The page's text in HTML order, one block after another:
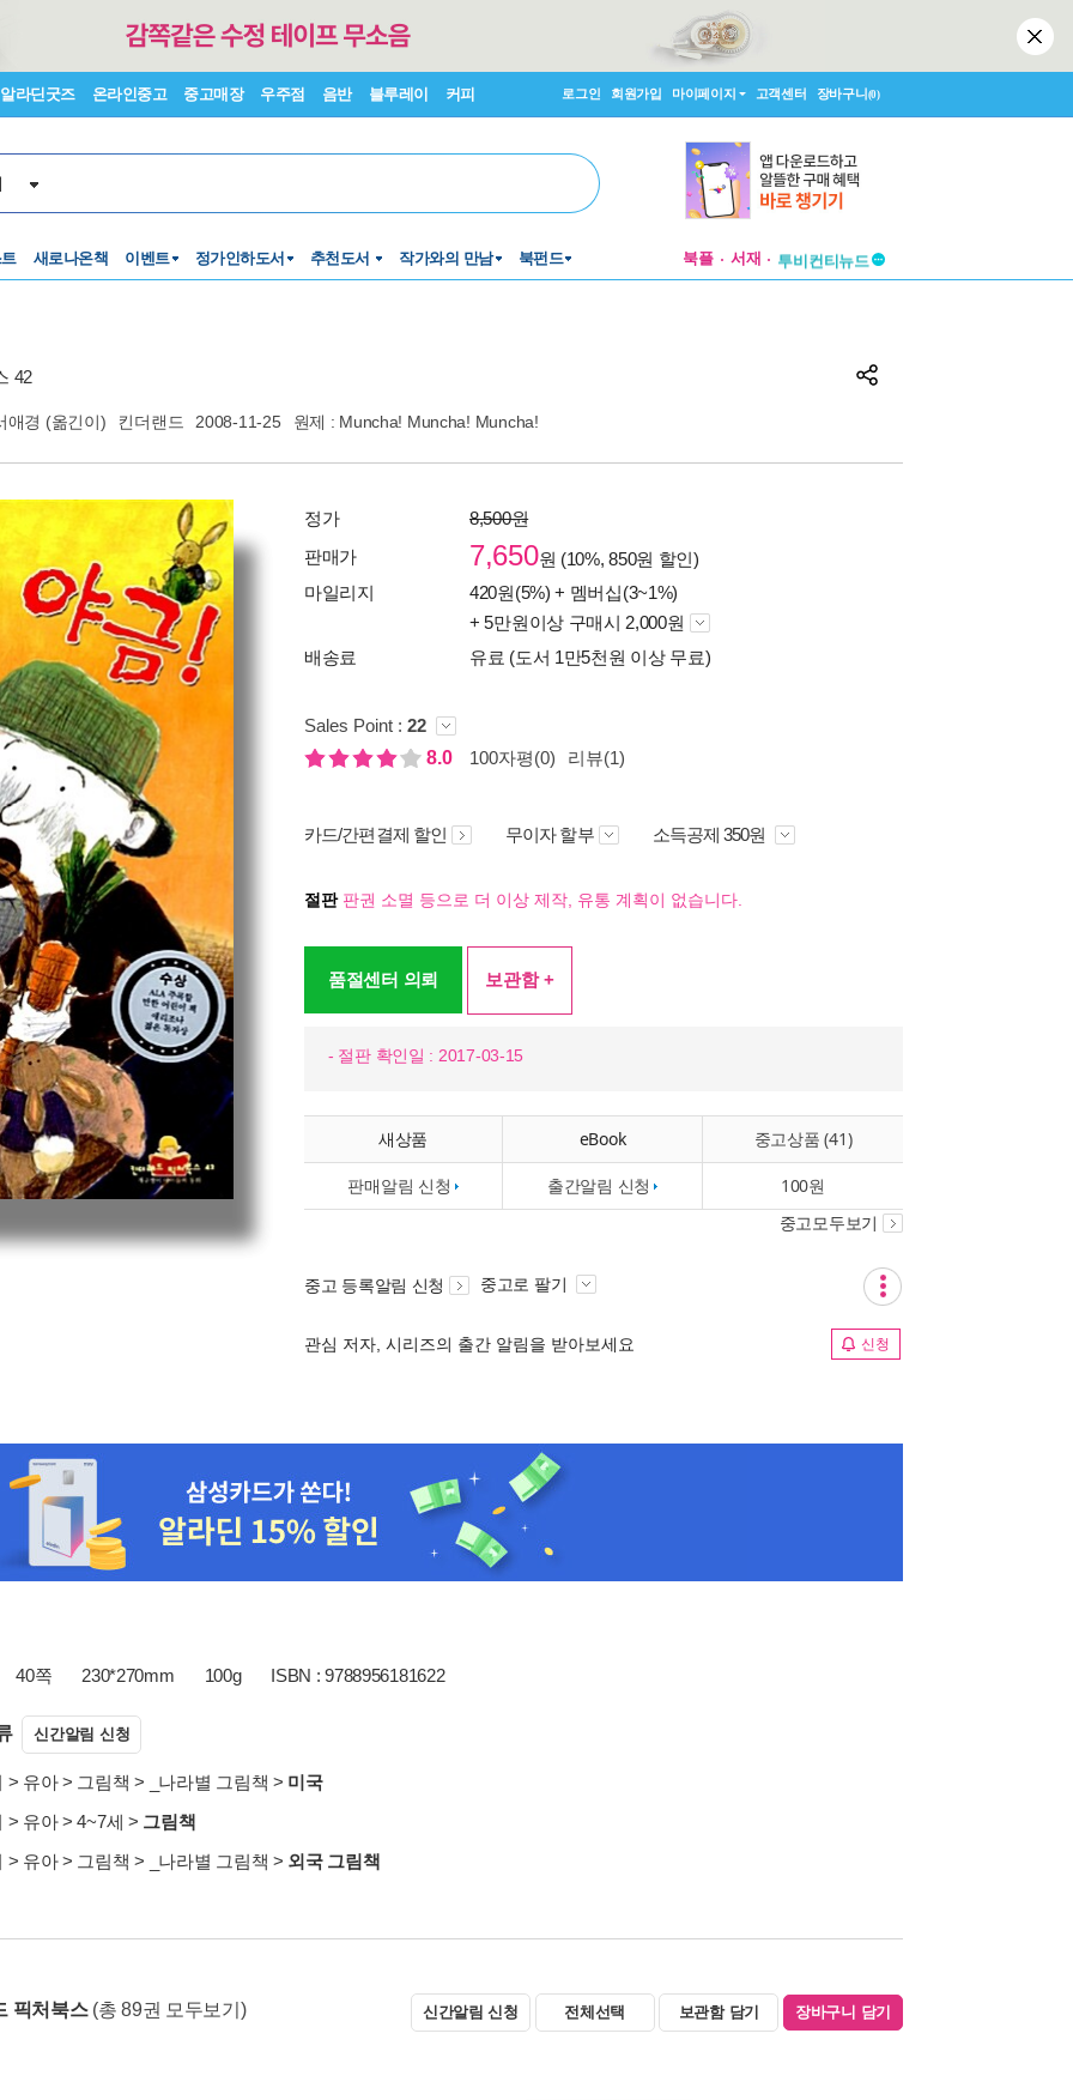
알라딘굿즈 온라인중고 중고매장 우주점 음반 블루레이 커피 로그인 회원가입 마이페이지 고객센터 장바구니(0)
새로나온책 이벤트 정가인하도서 추천도서 작가와의 만남 북펀드 북플 서재
투비컨티뉴드
42
애경 (옮긴이) 킨더랜드 2008-11-25 원제 : Muncha! Muncha! Muncha!
정가
8,500원
판매가
7,650원 (10%, 850원 할인)
마일리지
420원(5%) + 멤버십(3~1%)
+ 5만원이상 구매시 2,000원
배송료
유료 (도서 1만5천원 이상 무료)
Sales Point : 22
8.0
100자평(0) 리뷰(1)
카드/간편결제 할인 무이자 할부 소득공제 350원
절판판권 소멸 등으로 더 이상 제작, 유통 계획이 없습니다.
품절센터 의뢰 보관함 +
- 절판 확인일 : 2017-03-15
새상품 eBook 중고상품 (41)
판매알림 신청 출간알림 신청 100원
중고모두보기
중고 등록알림 신청 중고로 팔기
관심 저자, 시리즈의 출간 알림을 받아보세요 신청
40쪽 230*270mm 100g ISBN : 9788956181622
신간알림 신청
> 유아> 그림책 > _나라별 그림책 > 미국
> 유아>4~7세 > 그림책
> 유아> 그림책 > _나라별 그림책 > 외국 그림책
픽처북스 (총 89권 모두보기) 신간알림 신청 전체선택 보관함 담기 장바구니 담기